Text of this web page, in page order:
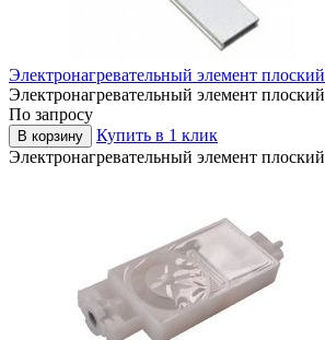
Электронагревательный элемент плоский
Электронагревательный элемент плоский
По запросу
В корзину
Купить в 1 клик
Электронагревательный элемент плоский